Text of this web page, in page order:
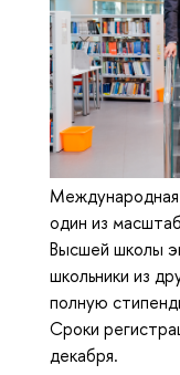
один из
Высшей школы
школьники из
полную
Сроки
декабря.